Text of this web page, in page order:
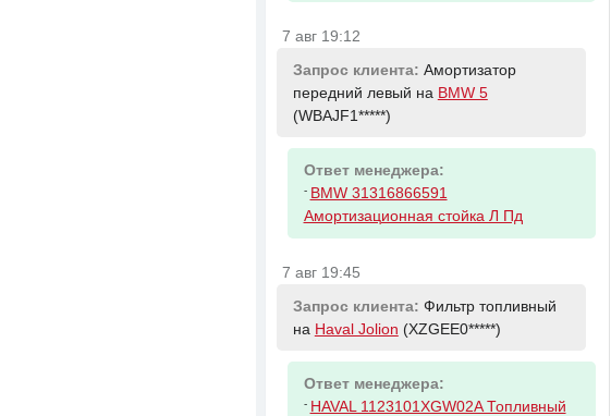
7 авг 19:12
Запрос клиента: Амортизатор
передний левый на BMW 5
(WBAJF1*****)
Ответ менеджера:
- BMW 31316866591
Амортизационная стойка Л Пд
7 авг 19:45
Запрос клиента: Фильтр топливный
на Haval Jolion (XZGEE0*****)
Ответ менеджера:
- HAVAL 1123101XGW02A Топливный